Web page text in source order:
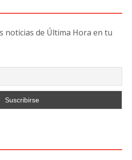
noticias de Última Hora en tu